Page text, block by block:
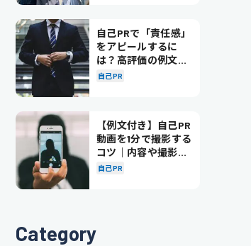
自己PRで「責任感」
をアピールするに
は？高評価の例文も
紹介！
自己PR
【例文付き】自己PR
動画を1分で撮影する
コツ｜内容や撮影の
ポイントも解説
自己PR
Category